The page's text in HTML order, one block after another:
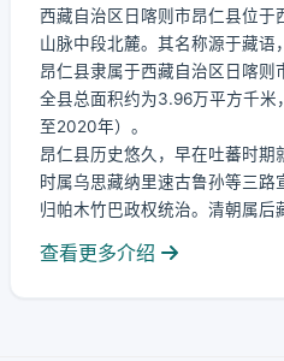
西藏自治区日喀则市昂仁县位于
山脉中段北麓。其名称源于藏语
昂仁县隶属于西藏自治区日喀则
全县总面积约为3.96万平方千米
至2020年）。
昂仁县历史悠久，早在吐蕃时期
时属乌思藏纳里速古鲁孙等三路
归帕木竹巴政权统治。清朝属后
查看更多介绍